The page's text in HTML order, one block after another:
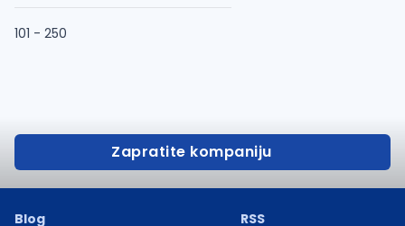
101 - 250
Zapratite kompaniju
Blog
RSS